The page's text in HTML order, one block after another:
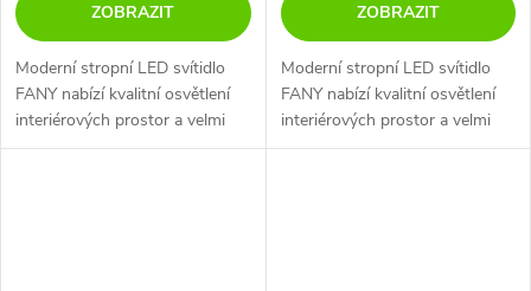
ZOBRAZIT
Moderní stropní LED svítidlo
FANY nabízí kvalitní osvětlení
interiérových prostor a velmi
efektní rozptyl světla. Na výběr
ZOBRAZIT
Moderní stropní LED svítidlo
FANY nabízí kvalitní osvětlení
interiérových prostor a velmi
efektní rozptyl světla. Na výběr